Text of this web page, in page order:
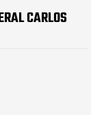
CARLOS